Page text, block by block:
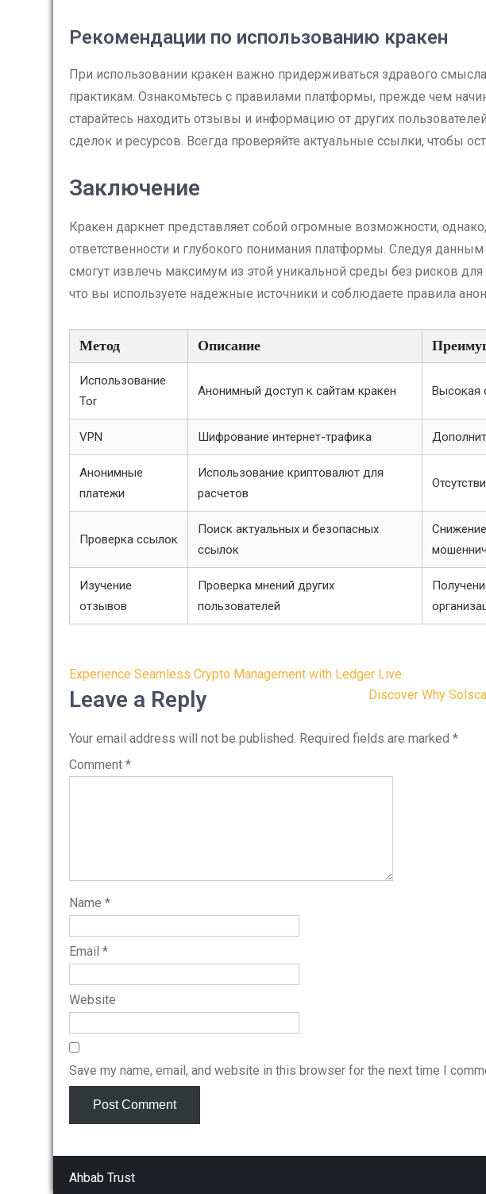
Рекомендации по использованию кракен
При использовании кракен важно придерживаться здравого
практикам. Ознакомьтесь с правилами платформы, прежде чем
старайтесь находить отзывы и информацию от других
сделок и ресурсов. Всегда проверяйте актуальные ссылки, чтобы
Заключение
Кракен даркнет представляет собой огромные возможности,
ответственности и глубокого понимания платформы. Следуя
смогут извлечь максимум из этой уникальной среды без рисков для
что вы используете надежные источники и соблюдаете правила
Метод Описание
Использование
Tor
Анонимный доступ к сайтам кракен Высокая
VPN Шифрование интернет-трафика
Анонимные
платежи
Использование криптовалют для
расчетов
Проверка ссылок
Поиск актуальных и безопасных
ссылок
Изучение
отзывов
Проверка мнений других
пользователей
Post
navigation
Experience Seamless Crypto Management with Ledger Live
Discover Why
Leave a Reply
Your email address will not be published. Required fields are marked *
Comment *
Name *
Email *
Website
Save my name, email, and website in this browser for the next time I
Ahbab Trust